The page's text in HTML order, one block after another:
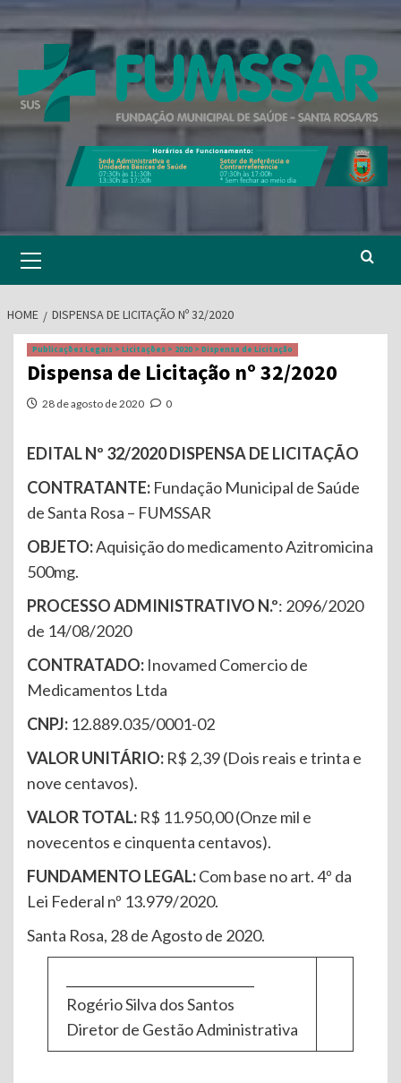
to
Menu
HOME DISPENSA DE LICITAÇÃO Nº 32/2020
Publicações Legais > Licitações > 2020 > Dispensa de Licitação
Dispensa de Licitação nº 32/2020
28 de agosto de 2020 0
EDITAL Nº 32/2020DISPENSA DE LICITAÇÃO
CONTRATANTE: Fundação Municipal de Saúde
de Santa Rosa – FUMSSAR
OBJETO:Aquisição do medicamento Azitromicina
500mg.
PROCESSO ADMINISTRATIVO N.º: 2096/2020
de 14/08/2020
CONTRATADO: Inovamed Comercio de
Medicamentos Ltda
CNPJ: 12.889.035/0001-02
VALORUNITÁRIO: R$ 2,39 (Dois reais e trinta e
nove centavos).
VALORTOTAL: R$ 11.950,00 (Onze mil e
novecentos e cinquenta centavos).
FUNDAMENTO LEGAL:Com base no art. 4º da
Lei Federal nº 13.979/2020.
Santa Rosa, 28 de Agosto de 2020.
Rogério Silva dos Santos
Diretor de Gestão Administrativa